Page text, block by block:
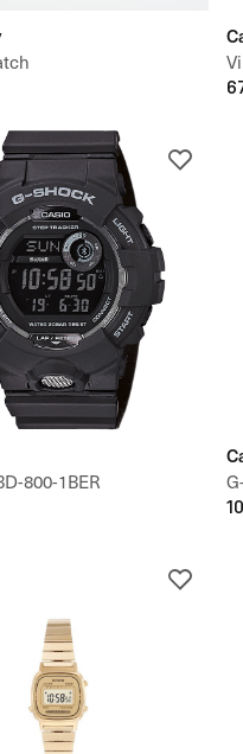
800-1BER